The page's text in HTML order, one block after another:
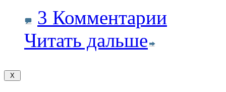
3 Комментарии
Читать дальше